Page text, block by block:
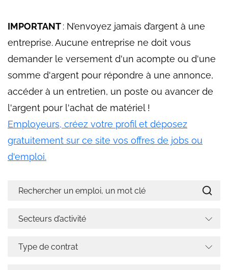
IMPORTANT: N’envoyez jamais d’argent à une
entreprise. Aucune entreprise ne doit vous
demander le versement d'un acompte ou d'une
somme d'argent pour répondre à une annonce,
accéder à un entretien, un poste ou avancer de
l'argent pour l'achat de matériel !
Employeurs, créez votre profil et déposez
gratuitement sur ce site vos offres de jobs ou
d'emploi.